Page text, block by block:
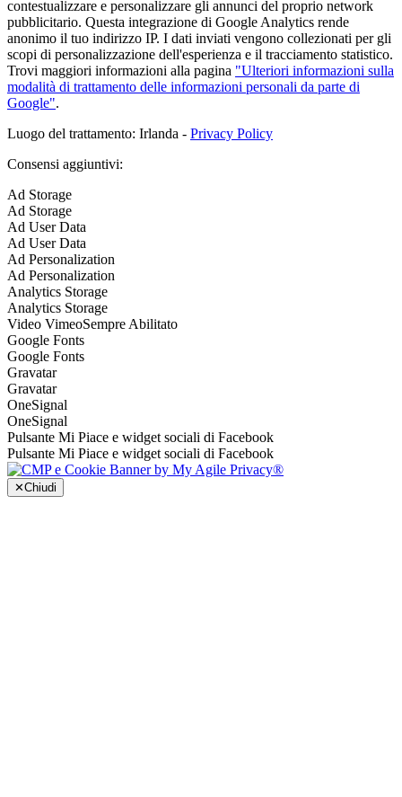
contestualizzare e personalizzare gli annunci del proprio network
pubblicitario. Questa integrazione di Google Analytics rende
anonimo il tuo indirizzo IP. I dati inviati vengono collezionati per gli
scopi di personalizzazione dell'esperienza e il tracciamento statistico.
Trovi maggiori informazioni alla pagina "Ulteriori informazioni sulla
modalità di trattamento delle informazioni personali da parte di
Google".
Luogo del trattamento: Irlanda - Privacy Policy
Consensi aggiuntivi:
Ad Storage
Ad Storage
Ad User Data
Ad User Data
Ad Personalization
Ad Personalization
Analytics Storage
Analytics Storage
Video VimeoSempre Abilitato
Google Fonts
Google Fonts
Gravatar
Gravatar
OneSignal
OneSignal
Pulsante Mi Piace e widget sociali di Facebook
Pulsante Mi Piace e widget sociali di Facebook
✕Chiudi